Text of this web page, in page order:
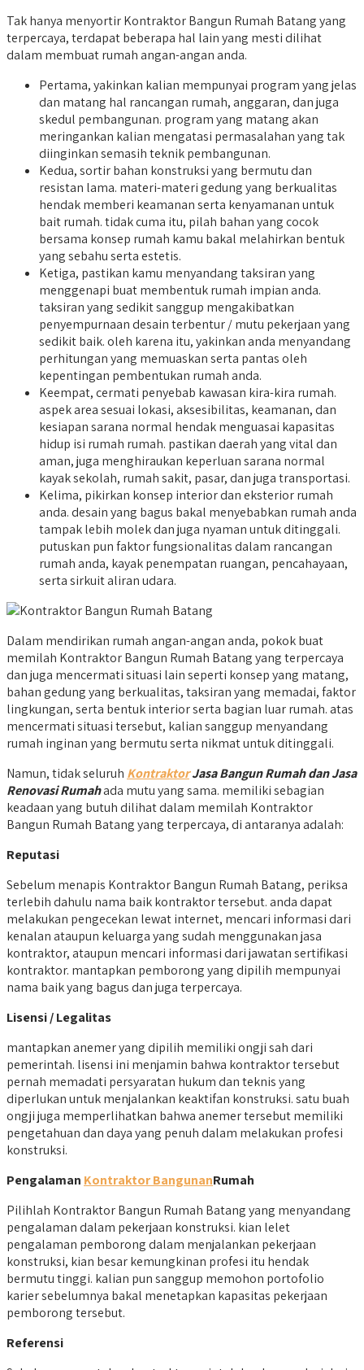
Tak hanya menyortir Kontraktor Bangun Rumah Batang yang
terpercaya, terdapat beberapa hal lain yang mesti dilihat
dalam membuat rumah angan-angan anda.
Pertama, yakinkan kalian mempunyai program yang jelas
dan matang hal rancangan rumah, anggaran, dan juga
skedul pembangunan. program yang matang akan
meringankan kalian mengatasi permasalahan yang tak
diinginkan semasih teknik pembangunan.
Kedua, sortir bahan konstruksi yang bermutu dan
resistan lama. materi-materi gedung yang berkualitas
hendak memberi keamanan serta kenyamanan untuk
bait rumah. tidak cuma itu, pilah bahan yang cocok
bersama konsep rumah kamu bakal melahirkan bentuk
yang sebahu serta estetis.
Ketiga, pastikan kamu menyandang taksiran yang
menggenapi buat membentuk rumah impian anda.
taksiran yang sedikit sanggup mengakibatkan
penyempurnaan desain terbentur / mutu pekerjaan yang
sedikit baik. oleh karena itu, yakinkan anda menyandang
perhitungan yang memuaskan serta pantas oleh
kepentingan pembentukan rumah anda.
Keempat, cermati penyebab kawasan kira-kira rumah.
aspek area sesuai lokasi, aksesibilitas, keamanan, dan
kesiapan sarana normal hendak menguasai kapasitas
hidup isi rumah rumah. pastikan daerah yang vital dan
aman, juga menghiraukan keperluan sarana normal
kayak sekolah, rumah sakit, pasar, dan juga transportasi.
Kelima, pikirkan konsep interior dan eksterior rumah
anda. desain yang bagus bakal menyebabkan rumah anda
tampak lebih molek dan juga nyaman untuk ditinggali.
putuskan pun faktor fungsionalitas dalam rancangan
rumah anda, kayak penempatan ruangan, pencahayaan,
serta sirkuit aliran udara.
Dalam mendirikan rumah angan-angan anda, pokok buat
memilah Kontraktor Bangun Rumah Batang yang terpercaya
dan juga mencermati situasi lain seperti konsep yang matang,
bahan gedung yang berkualitas, taksiran yang memadai, faktor
lingkungan, serta bentuk interior serta bagian luar rumah. atas
mencermati situasi tersebut, kalian sanggup menyandang
rumah inginan yang bermutu serta nikmat untuk ditinggali.
Namun, tidak seluruh KontraktorJasa Bangun Rumah dan Jasa
Renovasi Rumahada mutu yang sama. memiliki sebagian
keadaan yang butuh dilihat dalam memilah Kontraktor
Bangun Rumah Batang yang terpercaya, di antaranya adalah:
Reputasi
Sebelum menapis Kontraktor Bangun Rumah Batang, periksa
terlebih dahulu nama baik kontraktor tersebut. anda dapat
melakukan pengecekan lewat internet, mencari informasi dari
kenalan ataupun keluarga yang sudah menggunakan jasa
kontraktor, ataupun mencari informasi dari jawatan sertifikasi
kontraktor. mantapkan pemborong yang dipilih mempunyai
nama baik yang bagus dan juga terpercaya.
Lisensi / Legalitas
mantapkan anemer yang dipilih memiliki ongji sah dari
pemerintah. lisensi ini menjamin bahwa kontraktor tersebut
pernah memadati persyaratan hukum dan teknis yang
diperlukan untuk menjalankan keaktifan konstruksi. satu buah
ongji juga memperlihatkan bahwa anemer tersebut memiliki
pengetahuan dan daya yang penuh dalam melakukan profesi
konstruksi.
Pengalaman Kontraktor BangunanRumah
Pilihlah Kontraktor Bangun Rumah Batang yang menyandang
pengalaman dalam pekerjaan konstruksi. kian lelet
pengalaman pemborong dalam menjalankan pekerjaan
konstruksi, kian besar kemungkinan profesi itu hendak
bermutu tinggi. kalian pun sanggup memohon portofolio
karier sebelumnya bakal menetapkan kapasitas pekerjaan
pemborong tersebut.
Referensi